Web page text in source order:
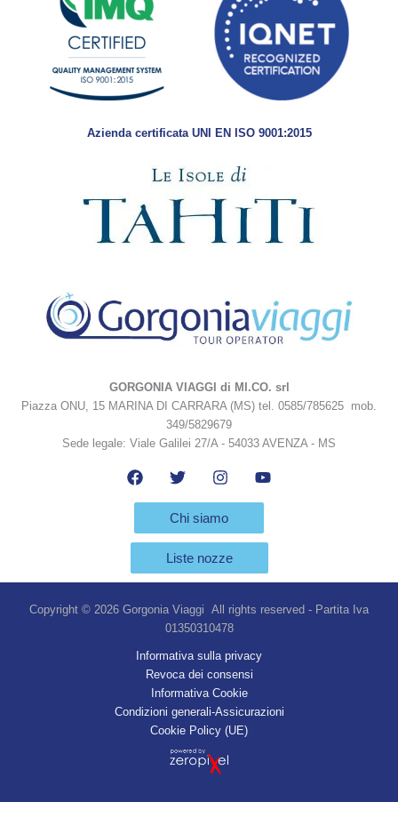
Azienda certificata UNI EN ISO 9001:2015
GORGONIA VIAGGI di MI.CO. srl
Piazza ONU, 15 MARINA DI CARRARA (MS) tel. 0585/785625 mob.
349/5829679
Sede legale: Viale Galilei 27/A - 54033 AVENZA - MS
Chi siamo
Liste nozze
Copyright © 2026 Gorgonia Viaggi All rights reserved - Partita Iva
01350310478
Informativa sulla privacy
Revoca dei consensi
Informativa Cookie
Condizioni generali-Assicurazioni
Cookie Policy (UE)